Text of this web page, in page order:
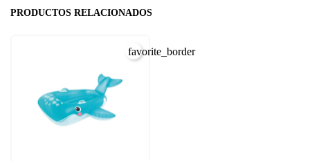
PRODUCTOS RELACIONADOS
favorite_border